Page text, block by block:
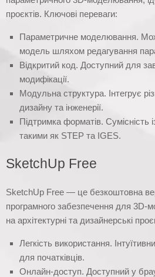
проєктів. Ключові переваги:
Параметричне моделювання.
модель шляхом редагування
Відкритий код. Доступний для
модифікації.
Модульна структура. Інтегрує
дизайну та інженерії.
Підтримка форматів. Сумісність
такими як STEP та IGES.
SketchUp Free
SketchUp Free — це безкоштовна
програмного забезпечення для 3D-
на архітектурні та дизайнерські
Легкість використання.
для початківців.
Онлайн-доступ. Доступний у